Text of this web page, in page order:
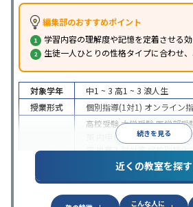
編集部のおすすめポイント
学習内容の理解度や記憶を定着させる
生徒一人ひとりの性格タイプに合わせ
続きを見る
対象学年 中1 ~ 3 高1 ~ 3 浪人生
授業形式
個別指導(1対1) オンライン
高校受験大学受験医学部受
内申点対策学習習慣の定着
策推薦入試対策学校別特化
共通テスト対策英検(英
近くの教室を探す
こんな人に